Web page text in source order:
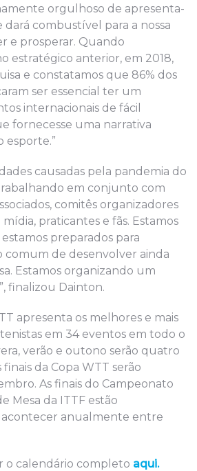
orgulhoso de apresenta-
dará combustível para a nossa
e prosperar. Quando
estratégico anterior, em 2018,
e constatamos que 86% dos
ser essencial ter um
internacionais de fácil
fornecesse uma narrativa
esporte.”
causadas pela pandemia do
em conjunto com
comitês organizadores
mídia, praticantes e fãs. Estamos
preparados para
comum de desenvolver ainda
Estamos organizando um
finalizou Dainton.
apresenta os melhores e mais
em 34 eventos em todo o
verão e outono serão quatro
finais da Copa WTT serão
As finais do Campeonato
Mesa da ITTF estão
acontecer anualmente entre
o calendário completo aqui.